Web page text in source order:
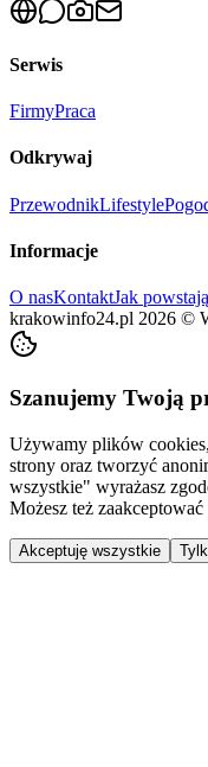
Serwis
FirmyPraca
Odkrywaj
PrzewodnikLifestyle
Informacje
O nasKontaktJak
krakowinfo24.pl 2026 ©
Szanujemy Twoją
Używamy plików
strony oraz tworzyć
wszystkie" wyrażasz
Możesz też
Akceptuję wszystkie